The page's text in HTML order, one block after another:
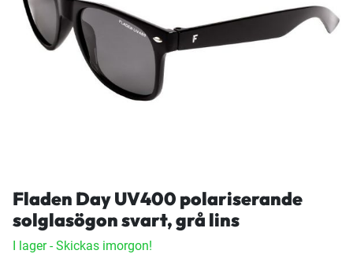
Fladen Day UV400 polariserande
solglasögon svart, grå lins
I lager- Skickas imorgon!